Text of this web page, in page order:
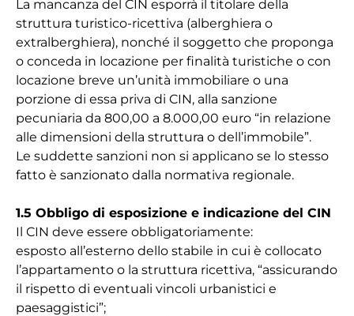
La mancanza del CIN esporrà il titolare della
struttura turistico-ricettiva (alberghiera o
extralberghiera), nonché il soggetto che proponga
o conceda in locazione per finalità turistiche o con
locazione breve un’unità immobiliare o una
porzione di essa priva di CIN, alla sanzione
pecuniaria da 800,00 a 8.000,00 euro “in relazione
alle dimensioni della struttura o dell’immobile”.
Le suddette sanzioni non si applicano se lo stesso
fatto è sanzionato dalla normativa regionale.
1.5 Obbligo di esposizione e indicazione del CIN
Il CIN deve essere obbligatoriamente:
esposto all’esterno dello stabile in cui è collocato
l’appartamento o la struttura ricettiva, “assicurando
il rispetto di eventuali vincoli urbanistici e
paesaggistici”;